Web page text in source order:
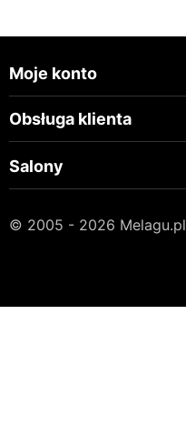
Moje konto
Obsługa klienta
Salony
© 2005 - 2026 Melagu.pl